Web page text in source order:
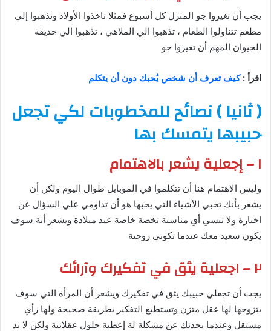
يجب أن تغيروا جو المنزل كل أسبوع فمثلا تاخذوا الأولاد وتذهبوا إلي
مطعم تتناولوا الطعام ، تذهبوا الي الملاهي ، تذهبوا الي حديقة
الحيوان المهم أن تغيروا جو
اقرأ :كيف تعرف أن شخص يُحبك دون أن يتكلم
( ثانيا ) نصائح للمخطوبات لكي تجعل
حبيبها يتمسك بها
١ – إجعلية يشعر بالاهتمام
وليس الاهتمام هنا أن تتكلموا في الموبايل طوال اليوم ولكن أن
يشعر بأنك تحبي الأشياء التي يحبها هو أن تداومي علي السؤال عن
اخبارة ولا تنسي أي مناسبة تخصة خاصة عيد ميلادة ويشعر أنة سوف
يكون سعيد معك عندما تكوني زوجتة
٢ – اجعلية يثق في تفكيرك وآرائك
يجب أن تجعلي حبيبك يثق في تفكيرك ويشعر أن المرأة التي سوف
يتزوجها لها عقل متزن وتستطيع التفكير بطريقة صحيحة ولها رأي
مستقل وعندما يحدثك عن مشكلة لة إعطية حلول عقلانية ولكن لا بد